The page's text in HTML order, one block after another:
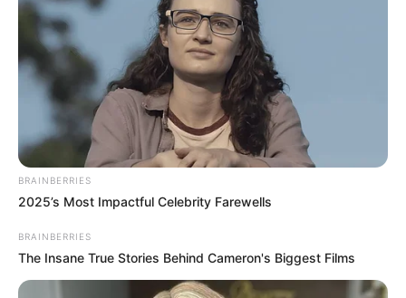
BRAINBERRIES
2025’s Most Impactful Celebrity Farewells
BRAINBERRIES
The Insane True Stories Behind Cameron's Biggest Films